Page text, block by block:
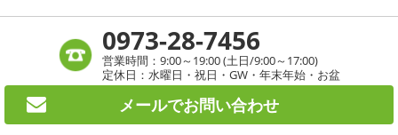
0973-28-7456
営業時間：9:00～19:00 (土日/9:00～17:00)
定休日：水曜日・祝日・GW・年末年始・お盆
メールでお問い合わせ